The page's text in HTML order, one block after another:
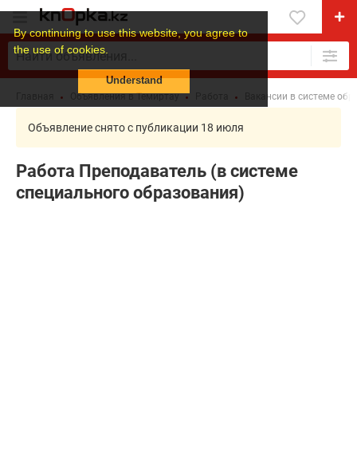
By continuing to use this website, you agree to
the use of cookies.
Understand
Объявления в Темиртау Вакансии в системе
Объявление снято с публикации 18 июля
Работа Преподаватель (в системе
специального образования)